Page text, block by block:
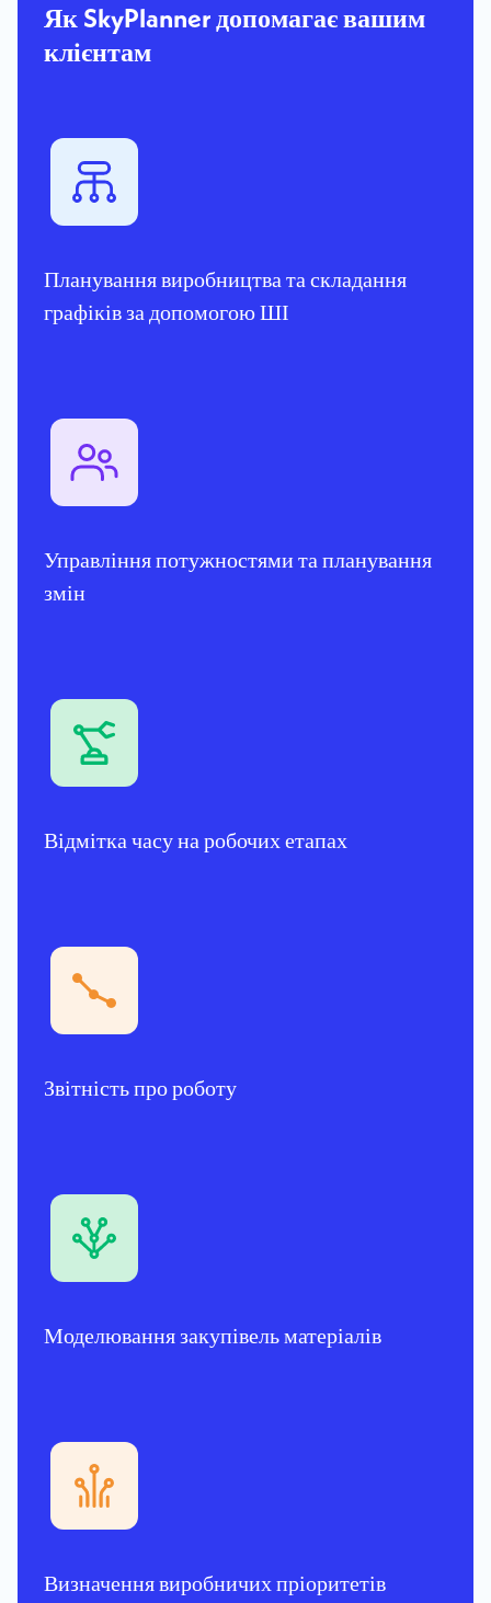
Як SkyPlanner допомагає вашим
клієнтам
Планування виробництва та складання
графіків за допомогою ШІ
Управління потужностями та планування
змін
Відмітка часу на робочих етапах
Звітність про роботу
Моделювання закупівель матеріалів
Визначення виробничих пріоритетів